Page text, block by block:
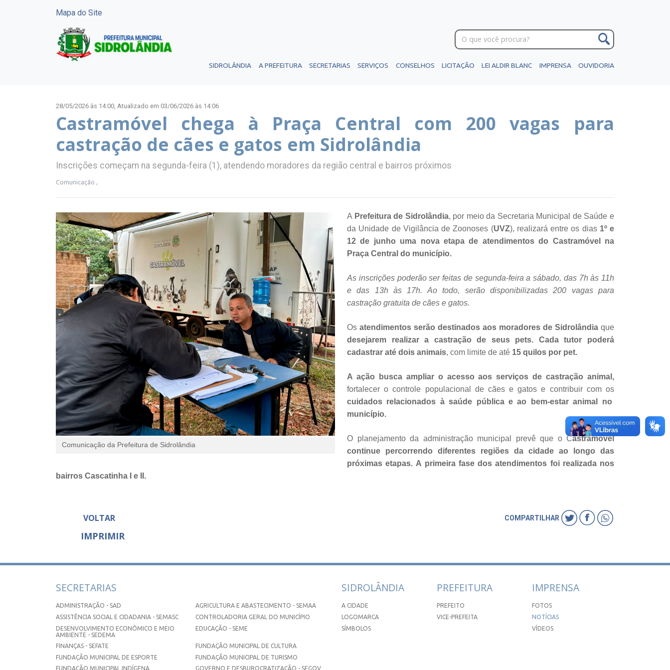
Mapa do Site
SIDROLÂNDIA A PREFEITURA SECRETARIAS SERVIÇOS CONSELHOS LICITAÇÃO LEI ALDIR BLANC IMPRENSA OUVIDORIA
28/05/2026 às 14:00, Atualizado em 03/06/2026 às 14:06
Castramóvel chega à Praça Central com 200 vagas para
castração de cães e gatos em Sidrolândia
Inscrições começam na segunda-feira (1), atendendo moradores da região central e bairros próximos
Comunicação ,
Comunicação da Prefeitura de Sidrolândia
A Prefeitura de Sidrolândia, por meio da Secretaria Municipal de Saúde e
da Unidade de Vigilância de Zoonoses (UVZ), realizará entre os dias1º e
12 de junho uma nova etapa de atendimentos do Castramóvel na
Praça Central do município.
As inscrições poderão ser feitas de segunda-feira a sábado, das 7h às 11h
e das 13h às 17h. Ao todo, serão disponibilizadas 200 vagas para
castração gratuita de cães e gatos.
Os atendimentos serão destinados aos moradores de Sidrolândia que
desejarem realizar a castração de seus pets. Cada tutor poderá
cadastrar até dois animais, com limite de até 15 quilos por pet.
A ação busca ampliar o acesso aos serviços de castração animal,
fortalecer o controle populacional de cães e gatos e contribuir com os
cuidados relacionados à saúde pública e ao bem-estar animal no
município.
O planejamento da administração municipal prevê que o Castramóvel
continue percorrendo diferentes regiões da cidade ao longo das
próximas etapas. A primeira fase dos atendimentos foi realizada nos
bairros Cascatinha I e II.
VOLTAR
IMPRIMIR
COMPARTILHAR
SECRETARIAS
ADMINISTRAÇÃO - SAD
AGRICULTURA E ABASTECIMENTO - SEMAA
ASSISTÊNCIA SOCIAL E CIDADANIA - SEMASC
CONTROLADORIA GERAL DO MUNICÍPIO
DESENVOLVIMENTO ECONÔMICO E MEIO
AMBIENTE - SEDEMA
EDUCAÇÃO - SEME
FINANÇAS - SEFATE
FUNDAÇÃO MUNICIPAL DE CULTURA
FUNDAÇÃO MUNICIPAL DE ESPORTE
FUNDAÇÃO MUNICIPAL DE TURISMO
FUNDAÇÃO MUNICIPAL INDÍGENA
GOVERNO E DESBUROCRATIZAÇÃO - SEGOV
SIDROLÂNDIA
A CIDADE
LOGOMARCA
SÍMBOLOS
PREFEITURA
PREFEITO
VICE-PREFEITA
IMPRENSA
FOTOS
NOTÍCIAS
VÍDEOS